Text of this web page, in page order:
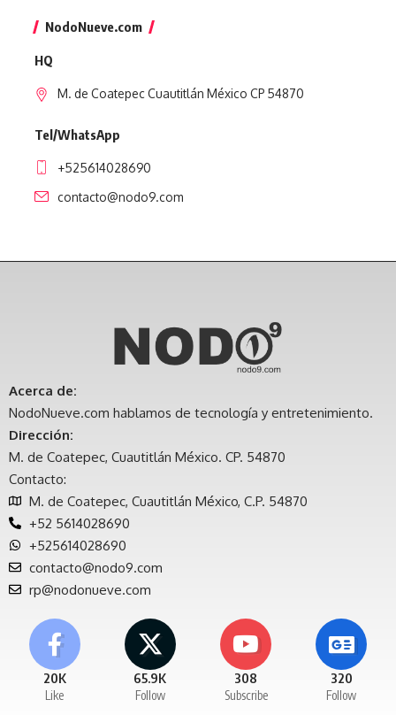
NodoNueve.com
HQ
M. de Coatepec Cuautitlán México CP 54870
Tel/WhatsApp
+525614028690
contacto@nodo9.com
Acerca de:
NodoNueve.com hablamos de tecnología y entretenimiento.
Dirección:
M. de Coatepec, Cuautitlán México. CP. 54870
Contacto:
M. de Coatepec, Cuautitlán México, C.P. 54870
+52 5614028690
+525614028690
contacto@nodo9.com
rp@nodonueve.com
20K
Like
65.9K
Follow
308
Subscribe
320
Follow